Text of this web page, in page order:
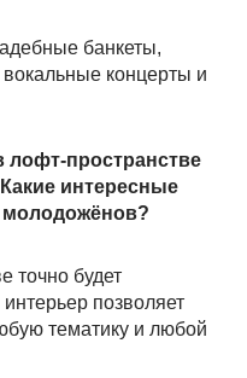
банкеты,
концерты и
лофт-пространстве
интересные
молодожёнов?
точно будет
позволяет
тематику и любой